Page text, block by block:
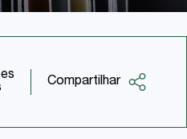
Compartilhar